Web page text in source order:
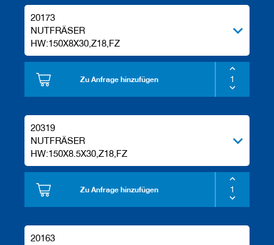
20173
NUTFRÄSER
HW:150X8X30,Z18,FZ
Zu Anfrage hinzufügen
20319
NUTFRÄSER
HW:150X8.5X30,Z18,FZ
Zu Anfrage hinzufügen
20163